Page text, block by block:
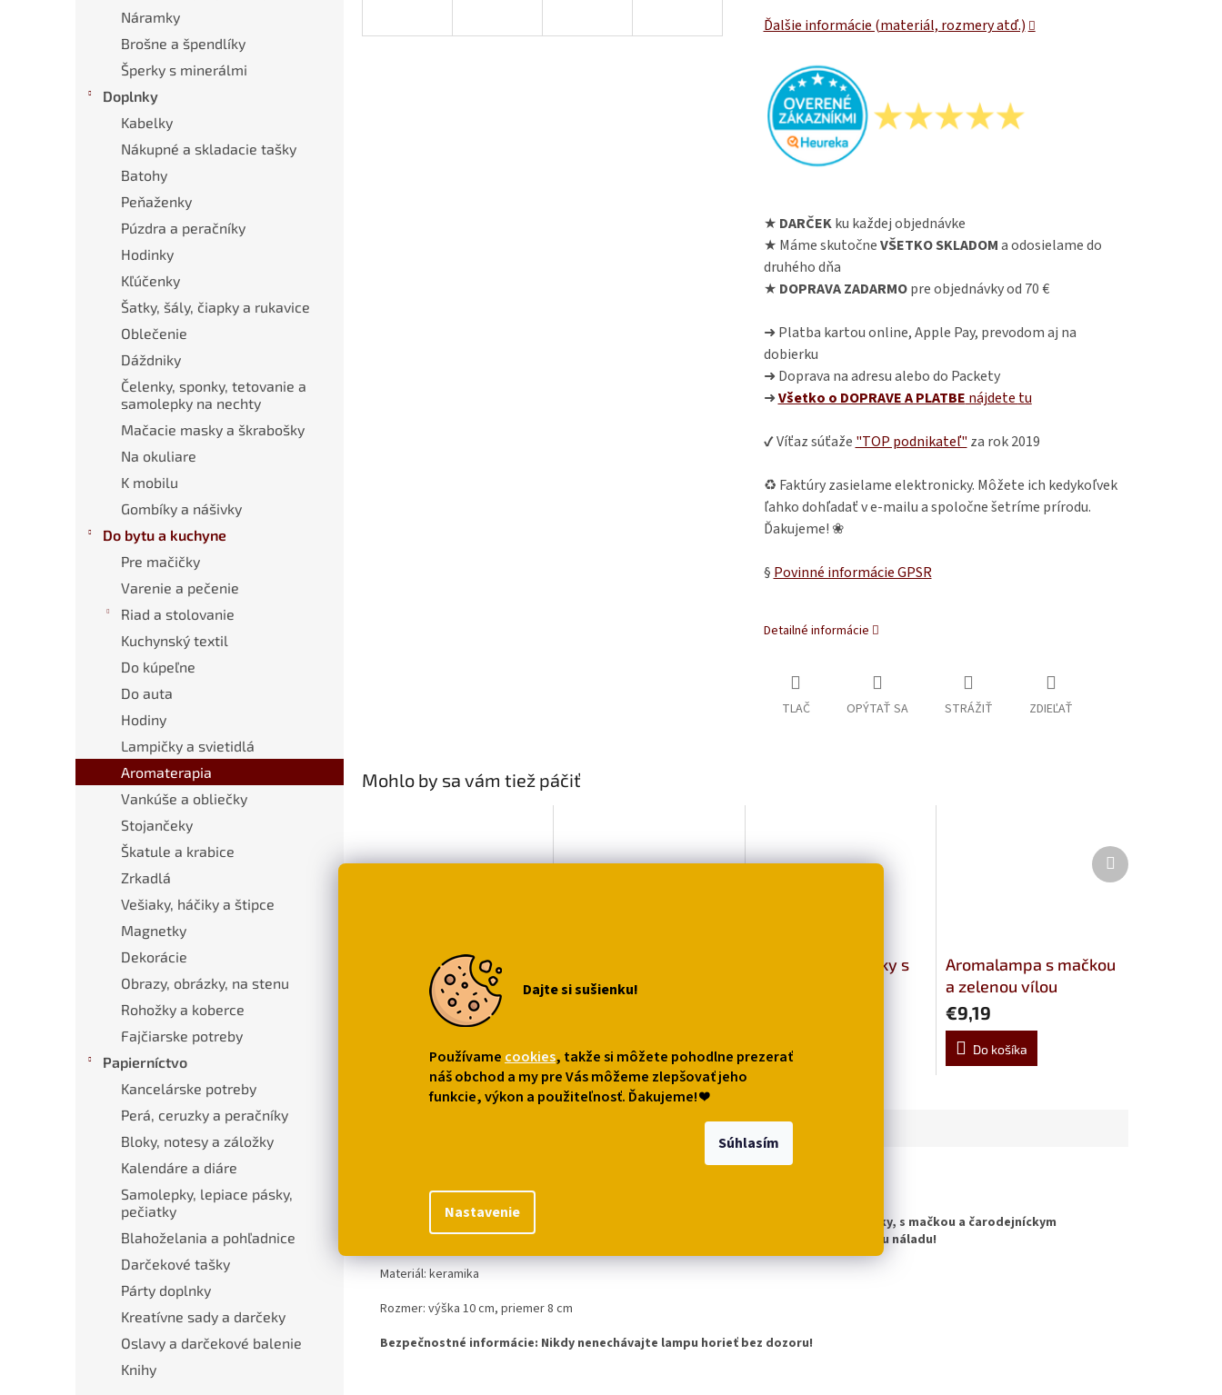
Dajte si sušienku!
Používame cookies, takže si môžete pohodlne prezerať
náš obchod a my pre Vás môžeme zlepšovať jeho
funkcie, výkon a použiteľnosť. Ďakujeme!❤
Nastavenie
Súhlasím
Náramky
Brošne a špendlíky
Šperky s minerálmi
Doplnky
Kabelky
Nákupné a skladacie tašky
Batohy
Peňaženky
Púzdra a peračníky
Hodinky
Kľúčenky
Šatky, šály, čiapky a rukavice
Oblečenie
Dáždniky
Čelenky, sponky, tetovanie a
samolepky na nechty
Mačacie masky a škrabošky
Na okuliare
K mobilu
Gombíky a nášivky
Do bytu a kuchyne
Pre mačičky
Varenie a pečenie
Riad a stolovanie
Kuchynský textil
Do kúpeľne
Do auta
Hodiny
Lampičky a svietidlá
Aromaterapia
Vankúše a obliečky
Stojančeky
Škatule a krabice
Zrkadlá
Vešiaky, háčiky a štipce
Magnetky
Dekorácie
Obrazy, obrázky, na stenu
Rohožky a koberce
Fajčiarske potreby
Papierníctvo
Kancelárske potreby
Perá, ceruzky a peračníky
Bloky, notesy a záložky
Kalendáre a diáre
Samolepky, lepiace pásky,
pečiatky
Blahoželania a pohľadnice
Darčekové tašky
Párty doplnky
Kreatívne sady a darčeky
Oslavy a darčekové balenie
Knihy
Ďalšie informácie (materiál, rozmery atď.)
★ DARČEKku každej objednávke
★ Máme skutočneVŠETKO SKLADOMa odosielame do
druhého dňa
★ DOPRAVA ZADARMOpre objednávky od 70 €
➜ Platba kartou online, Apple Pay, prevodom aj na
dobierku
➜ Doprava na adresu alebo do Packety
➜Všetko o DOPRAVE A PLATBE nájdete tu
✔ Víťaz súťaže "TOP podnikateľ" za rok 2019
♻ Faktúry zasielame elektronicky. Môžete ich kedykoľvek
ľahko dohľadať v e-mailu a spoločne šetríme prírodu.
Ďakujeme! ❀
§ Povinné informácie GPSR
Detailné informácie
TLAČ OPÝTAŤ SA STRÁŽIŤ ZDIEĽAŤ
Mohlo by sa vám tiež páčiť
Dezinfekčný sprej s
mačkou čarodejnicou
Do košíka
kúzelníčka
Do košíka
Stojan na františky s
Do košíka
Aromalampa s mačkou
a zelenou vílou
€9,19
Do košíka
Ďalší
produkt
Podrobný popis
Originálna keramická aromalampa na čajové sviečky, perfektná na vonné oleje i vosky, s mačkou a čarodejníckym
prútikom od autorky Lisy Parker. V darčekovej krabičke. Prevoňajte si deň pre lepšiu náladu!
Materiál: keramika
Rozmer: výška 10 cm, priemer 8 cm
Bezpečnostné informácie: Nikdy nenechávajte lampu horieť bez dozoru!